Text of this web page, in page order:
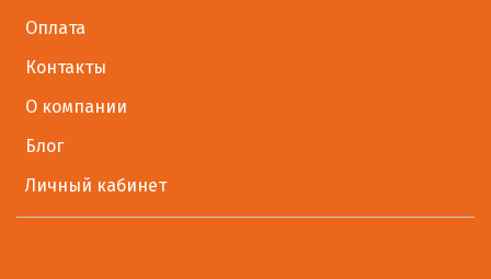
Оплата
Контакты
О компании
Блог
Личный кабинет